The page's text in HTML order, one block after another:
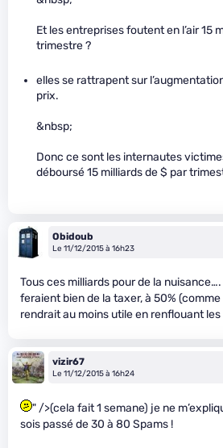
Et les entreprises foutent en l’air 15
trimestre ?
elles se rattrapent sur
prix.
&nbsp;
Donc ce sont les internautes
déboursé 15 milliards de $ par
Obidoub
Le 11/12/2015 à 16h23
Tous ces milliards pour de la
feraient bien de la taxer, à 50%
rendrait au moins utile en renflouant
vizir67
Le 11/12/2015 à 16h24
" />(cela fait 1 semane) je ne
sois passé de 30 à 80 Spams !